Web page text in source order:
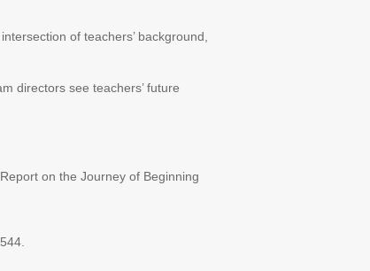
of teachers’ background,
directors see teachers’ future
on the Journey of Beginning